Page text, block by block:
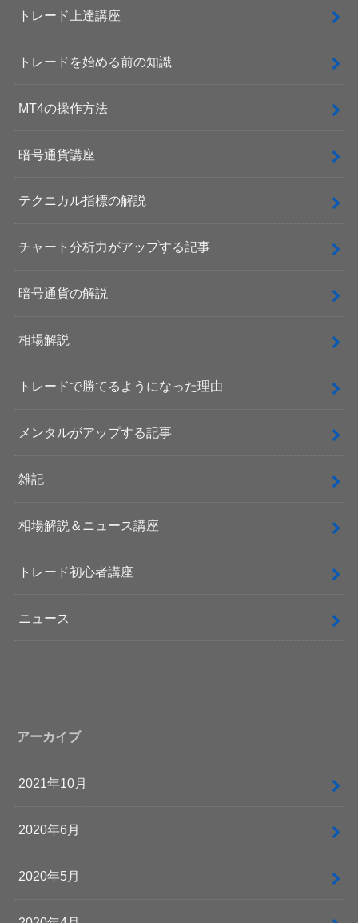
トレード上達講座
トレードを始める前の知識
MT4の操作方法
暗号通貨講座
テクニカル指標の解説
チャート分析力がアップする記事
暗号通貨の解説
相場解説
トレードで勝てるようになった理由
メンタルがアップする記事
雑記
相場解説＆ニュース講座
トレード初心者講座
ニュース
アーカイブ
2021年10月
2020年6月
2020年5月